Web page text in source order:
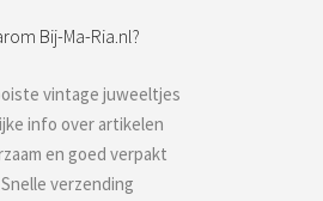
Bij-Ma-Ria.nl?
vintage juweeltjes
info over artikelen
en goed verpakt
Snelle verzending